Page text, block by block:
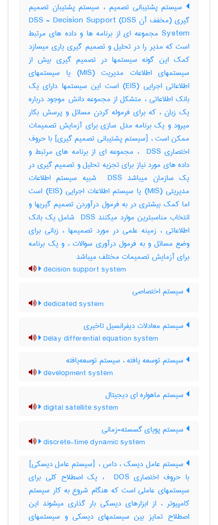
سیستم پشتیبانی تصمیم ، سیستم پشتیبان تصمیم
گیری (مخفف آن DSS) DSS - Decision Support
System مجموعه ای از برنامه ها و داده های مرتبط
است که مدیر را در تحلیل و تصمیم گیری یاری میسازد
کمک این گونه سیستمها در تصمیم گیری بیش از
سیستمهای اطلاعات مدیریت (MIS) یا سیستمهای
اطلاعاتی اجرایی (EIS) است این سیستمها دارای یک
بانک اطلاعاتی ، متشکل از مجموعه دانش موجود درباره
یک زبان ، که برای فرموله کردن مسائل و پرسش بکار
میرود و یک برنامه مدل سازی برای آزمایش تصمیمات
ممکن است ، [سیستم پشتیبانی تصمیم گیری] با حروف
اختصاری ‎ DSS ، مجموعه ای از برنامه های مرتبط و
داده های مورد نیاز برای تجزیه تحلیل و تصمیم گیری در
یک سازمان میباشد ‎ DSS شبیه سیستم اطلاعات
مدیریتی (‎MIS) یا سیستم اطلاعات اجرایی (‎EIS) است
اما کمک بیشتری در به فرمول درآوردن تصمیم گیریها و
انتخاب مناسبترین موارد میکنند ‎ DSS شامل یک بانک
اطلاعاتی ، زمینه علمی در مورد تصمیمها ، زبانی برای
وضع مسائل و به فرمول درآوری سوالات ، و یک برنامه
برای آزمایش تصمیمات مختلف میباشد
decision support system
سیستم اختصاصی
dedicated system
سیستم معادلات دیفرانسیل تاخیری
Delay differential equation system
سیستم توسعه یافته ، سیستم توسعه‌یافته
development system
سیستم ماهواره ای دیجیتال
digital satellite system
سیستم پویای گسسته-زمانی
discrete-time dynamic system
سیستم عامل دیسک ، داس ، [سیستم عامل دیسکی]
با حروف اختصاری ‎ DOS ، یک اصطلاح کلی برای
سیستمهای عاملی است که هنگام شروع به کار سیستم
کامپیوتر ، از ابزارهای دیسکی بار گذاری میشوند این
اصطلاح تمایز بین سیستمهای دیسکی و سیستمهای